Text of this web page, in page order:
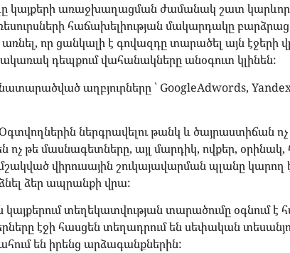
կայքերի առաջխաղացման ժամանակ շատ կարևոր
հաճախելիության մակարդակը
առնել, որ ցանկալի է գովազդը տարածել այն էջերի
դեպքում վահանակները անօգուտ կլինեն:
աղբյուրները ՝ GoogleAdwords,
Օգտվողներին ներգրավելու թանկ և ծայրաստիճան
ոչ թե մասնագետները, այլ մարդիկ, ովքեր, օրինակ,
վիրուսային շուկայավարման պլանը կարող
ձեր ապրանքի վրա:
կայքերում տեղեկատվության տարածումը օգնում
էջի հասցեն տեղադրում են սեփական
են իրենց արձագանքներին: